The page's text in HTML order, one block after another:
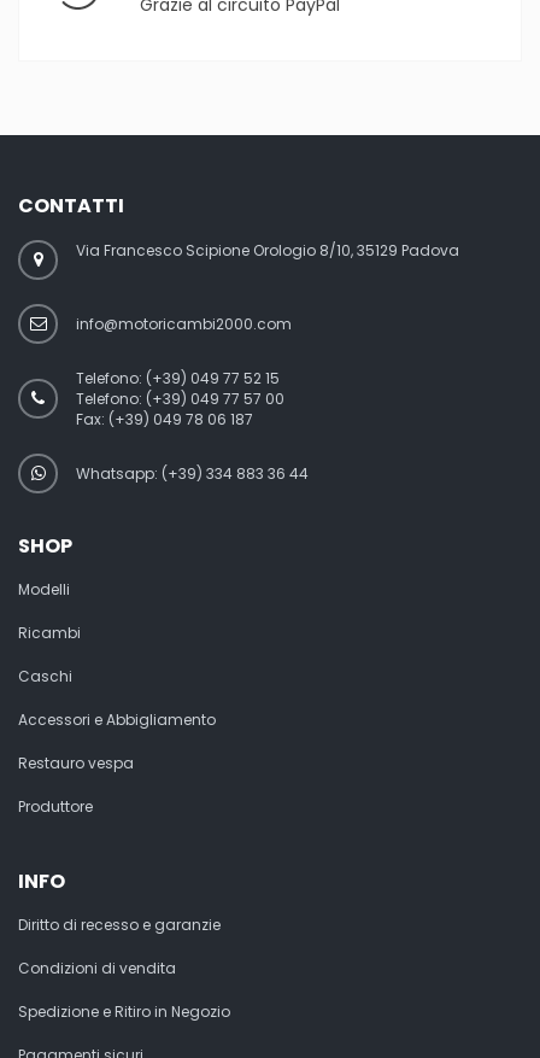
CONTATTI
Via Francesco Scipione Orologio 8/10, 35129 Padova
info@motoricambi2000.com
Telefono: (+39) 049 77 52 15
Telefono: (+39) 049 77 57 00
Fax: (+39) 049 78 06 187
Whatsapp: (+39) 334 883 36 44
SHOP
Modelli
Ricambi
Caschi
Accessori e Abbigliamento
Restauro vespa
Produttore
INFO
Diritto di recesso e garanzie
Condizioni di vendita
Spedizione e Ritiro in Negozio